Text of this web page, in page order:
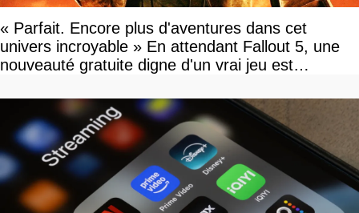
« Parfait. Encore plus d'aventures dans cet
univers incroyable » En attendant Fallout 5, une
nouveauté gratuite digne d'un vrai jeu est